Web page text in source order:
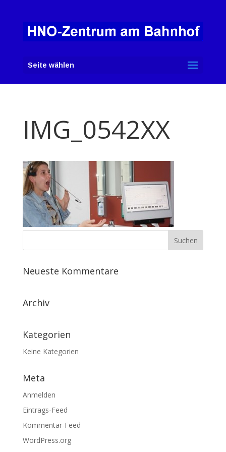
Seite wählen
IMG_0542XX
Neueste Kommentare
Archiv
Kategorien
Keine Kategorien
Meta
Anmelden
Eintrags-Feed
Kommentar-Feed
WordPress.org